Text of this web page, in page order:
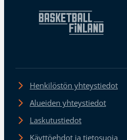
Henkilöstön yhteystiedot
Alueiden yhteystiedot
Laskutustiedot
Käyttöehdot ja tietosuoja